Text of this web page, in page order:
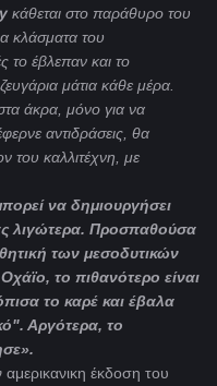
κάθεται στο παράθυρο του
κλάσματα του
το έβλεπαν και το
μάτια κάθε μέρα.
άκρα, μόνο για να
αντιδράσεις, θα
του καλλιτέχνη, με
να δημιουργήσει
λιγώτερα. Προσπαθούσα
των μεσοδυτικών
το πιθανότερο είναι
το καρέ και έβαλα
Αργότερα, το
έκδοση του